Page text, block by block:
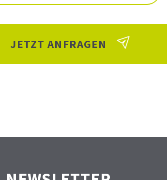
JETZT ANFRAGEN